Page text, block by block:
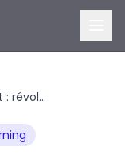
Neuromanagement : révolutionner la gestion d'équipe